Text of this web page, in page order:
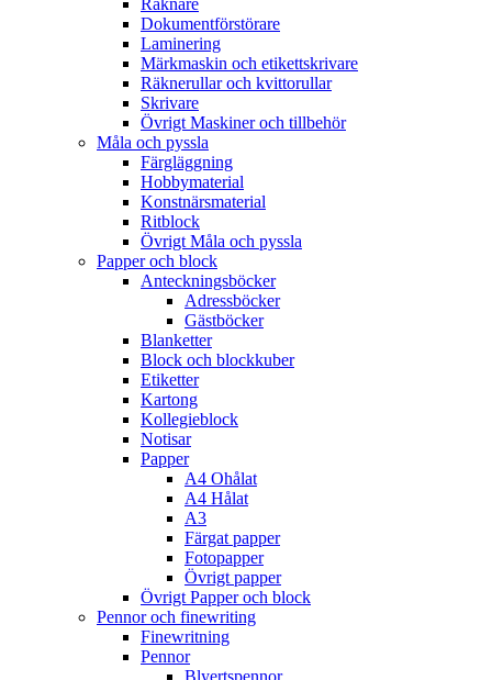
Räknare
Dokumentförstörare
Laminering
Märkmaskin och etikettskrivare
Räknerullar och kvittorullar
Skrivare
Övrigt Maskiner och tillbehör
Måla och pyssla
Färgläggning
Hobbymaterial
Konstnärsmaterial
Ritblock
Övrigt Måla och pyssla
Papper och block
Anteckningsböcker
Adressböcker
Gästböcker
Blanketter
Block och blockkuber
Etiketter
Kartong
Kollegieblock
Notisar
Papper
A4 Ohålat
A4 Hålat
A3
Färgat papper
Fotopapper
Övrigt papper
Övrigt Papper och block
Pennor och finewriting
Finewritning
Pennor
Blyertspennor